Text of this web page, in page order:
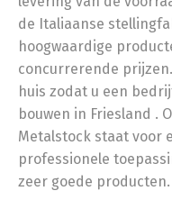
de Italiaanse
hoogwaardige
concurrerende
huis zodat u een
bouwen in Friesland .
Metalstock staat voor
professionele
zeer goede producten.